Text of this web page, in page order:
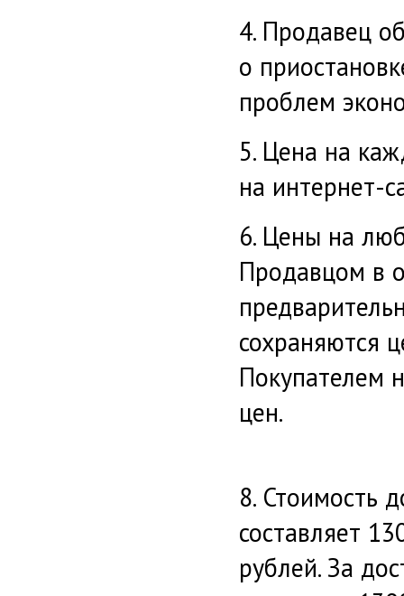
4. Продавец
о
проблем
5. Цена на
на интернет-
6. Цены на
Продавцом в
сохраняются
Покупателем
цен.
8. Стоимость
составляет
рублей. За